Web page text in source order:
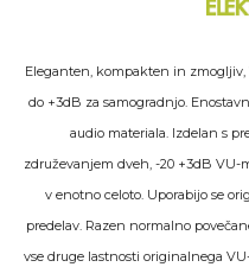
Eleganten, kompakten in
do +3dB za samogradnjo.
audio materiala. Izdelan s
združevanjem dveh, -20 +3dB VU-
v enotno celoto. Uporabijo se
predelav. Razen normalno
vse druge lastnosti originalnega